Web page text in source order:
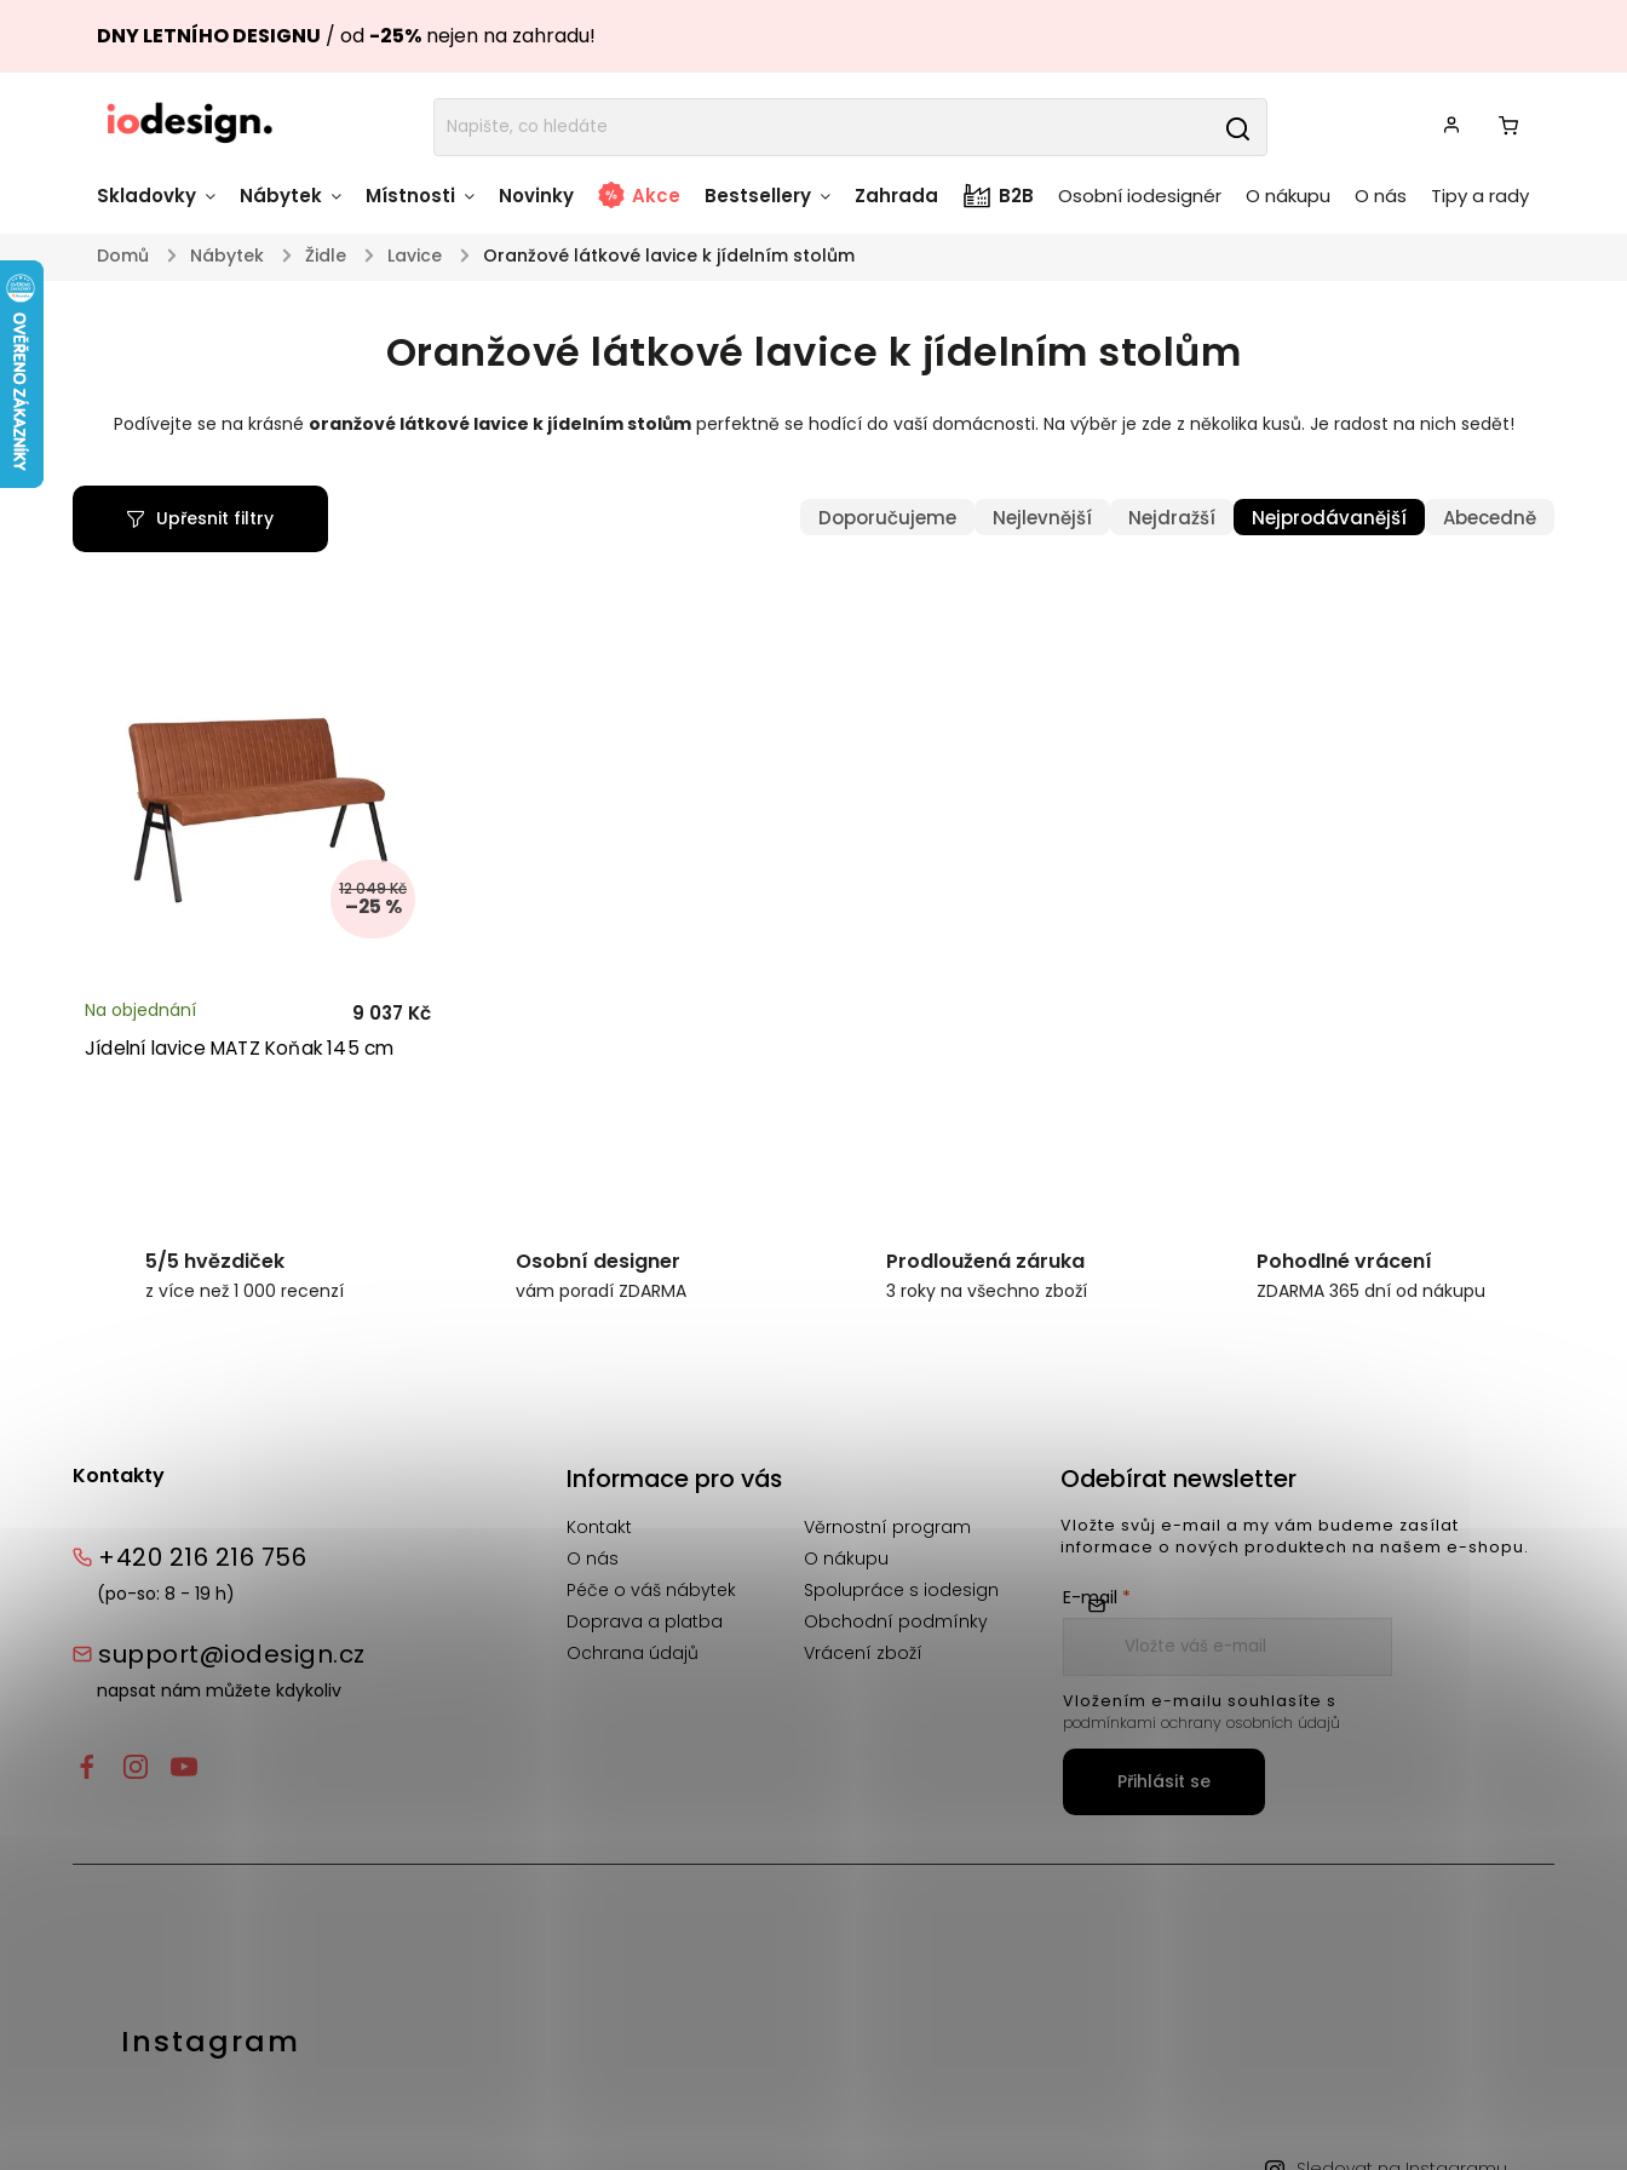
DNY LETNÍHO DESIGNU / od -25% nejen na zahradu!
Skladovky
Židle skladem
Úložné prostory
skladem
Zahradní nábytek
skladem
Doplňky a
Nádobí skladem
Nábytek Místnosti Novinky Akce Bestsellery Zahrada B2B Osobní iodesignér O nákupu O nás Tipy a rady
Domů / Nábytek / Židle / Lavice / Oranžové látkové lavice k jídelním stolům
Oranžové látkové lavice k jídelním stolům
Podívejte se na krásné oranžové látkovélavice k jídelním stolůmperfektně se hodící do vaší domácnosti. Na výběr je zde z několika kusů. Je radost na nich sedět!
Doporučujeme Nejlevnější Nejdražší Nejprodávanější Abecedně
Upřesnit filtry
12 049 Kč
–25 %
Jídelní lavice MATZ Koňak 145 cm
Na objednání 9 037 Kč
5/5 hvězdiček
z více než 1 000 recenzí
Osobní designer
vám poradí ZDARMA
Prodloužená záruka
3 roky na všechno zboží
Pohodlné vrácení
ZDARMA 365 dní od nákupu
Kontakty
+420 216 216 756
(po-so: 8 - 19 h)
support@iodesign.cz
napsat nám můžete kdykoliv
Informace pro vás
Kontakt
Věrnostní program
O nás
O nákupu
Péče o váš nábytek
Spolupráce s iodesign
Doprava a platba
Obchodní podmínky
Ochrana údajů
Vrácení zboží
Instagram
Odebírat newsletter
Vložte svůj e-mail a my vám budeme zasílat
informace o nových produktech na našem e-shopu.
E-mail
Vložením e-mailu souhlasíte s
podmínkami ochrany osobních údajů
Přihlásit se